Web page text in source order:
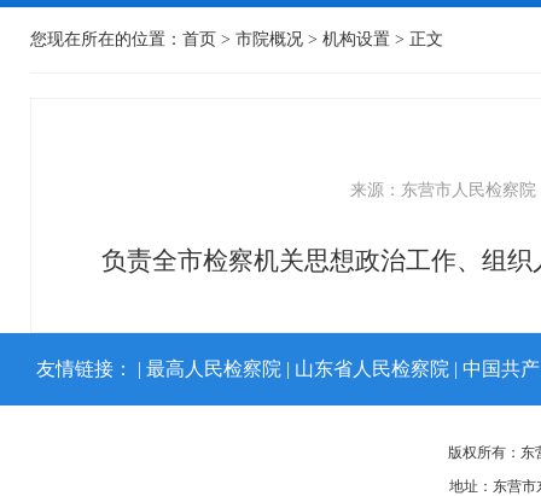
您现在所在的位置： 首页 > 市院概况 > 机构设置 > 正文
来源：东营市人民检察院
负责全市检察机关思想政治工作、组织
友情链接： | 最高人民检察院 | 山东省人民检察院 | 中国共
版权所有：东
地址：东营市